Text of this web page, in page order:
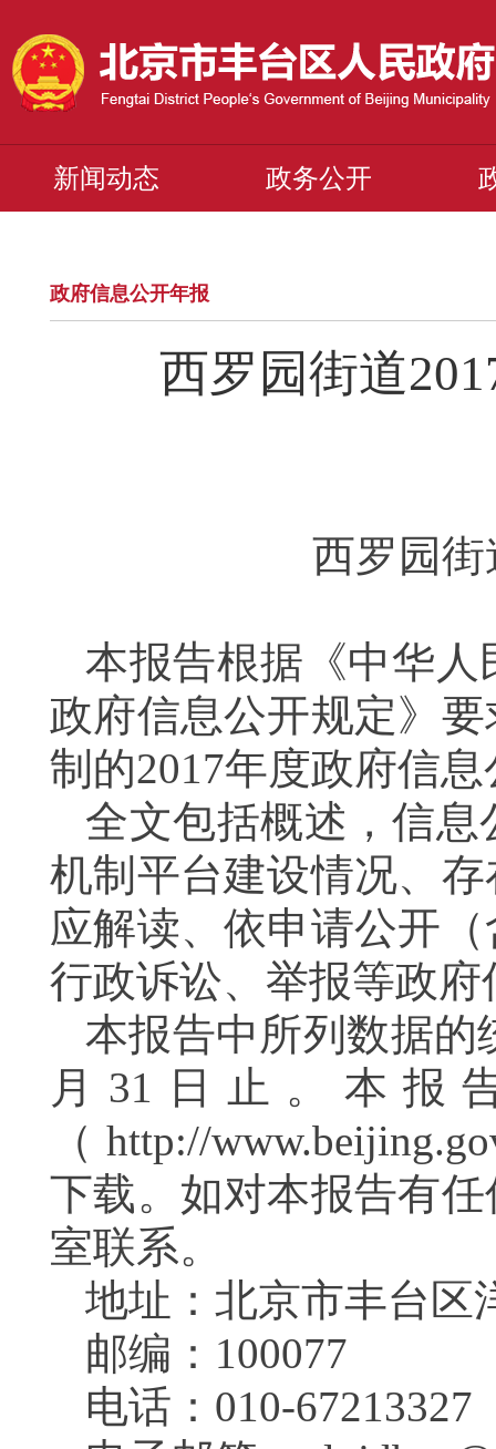
新闻动态 政务公开
政府信息公开年报
西罗园街道
西罗园街
本报告根据《中华
政府信息公开规定》
制的2017年度政府信
全文包括概述，信
机制平台建设情况、
应解读、依申请公开
行政诉讼、举报等政
本报告中所列数据的
月31日止。本报
（http://
下载。如对本报告有
室联系。
地址：北京市丰台区
邮编：100077
电话：010-67213327